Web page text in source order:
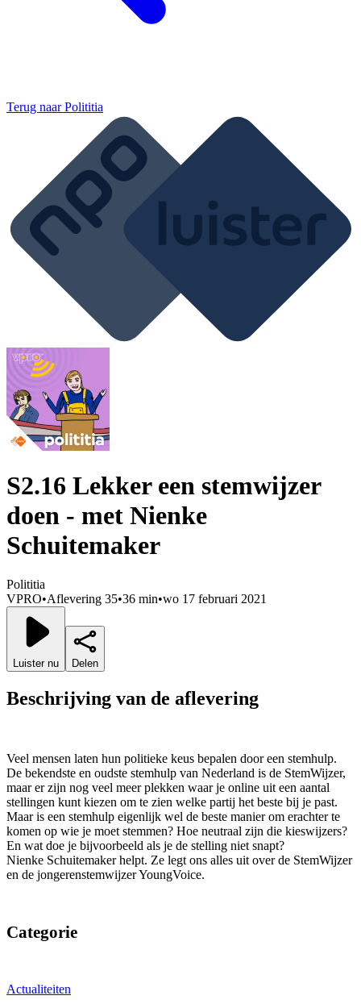
Terug naarPolititia
S2.16 Lekker een stemwijzer
doen - met Nienke
Schuitemaker
Polititia
VPRO•Aflevering 35•36 min•wo 17 februari 2021
Luister nu Delen
Beschrijving van de aflevering
Veel mensen laten hun politieke keus bepalen door een stemhulp.
De bekendste en oudste stemhulp van Nederland is de StemWijzer,
maar er zijn nog veel meer plekken waar je online uit een aantal
stellingen kunt kiezen om te zien welke partij het beste bij je past.
Maar is een stemhulp eigenlijk wel de beste manier om erachter te
komen op wie je moet stemmen? Hoe neutraal zijn die kieswijzers?
En wat doe je bijvoorbeeld als je de stelling niet snapt?
Nienke Schuitemaker helpt. Ze legt ons alles uit over de StemWijzer
en de jongerenstemwijzer YoungVoice.
Categorie
Actualiteiten